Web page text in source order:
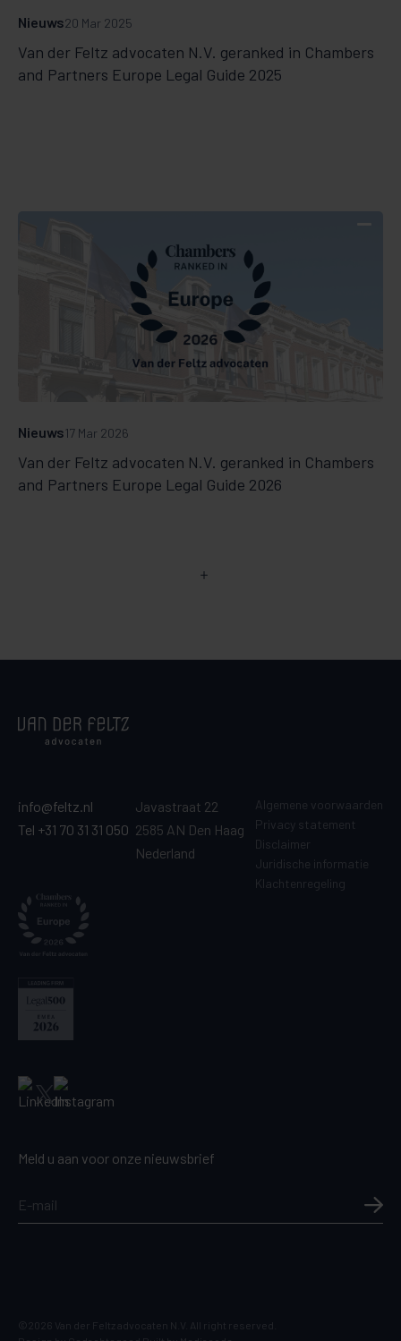
Van der Feltz advocaten N.V. geranked in Chambers
and Partners Europe Legal Guide 2025
Nieuws20 Mar 2025
Van der Feltz advocaten N.V. geranked in Chambers
and Partners Europe Legal Guide 2026
Nieuws17 Mar 2026
info@feltz.nl
Tel +31 70 31 31 050
Javastraat 22
2585 AN Den Haag
Nederland
Algemene voorwaarden
Privacy statement
Disclaimer
Juridische informatie
Klachtenregeling
Meld u aan voor onze nieuwsbrief
©2026 Van der Feltz advocaten N.V. All right reserved.